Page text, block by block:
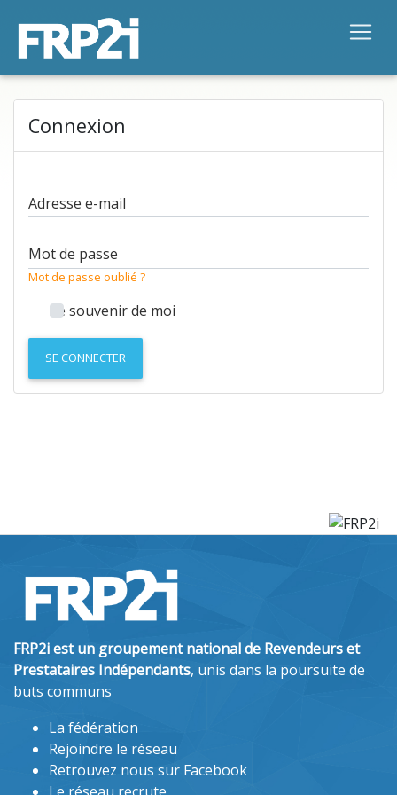
Connexion
Adresse e-mail
Mot de passe
Mot de passe oublié ?
Se souvenir de moi
SE CONNECTER
FRP2i est un groupement national de Revendeurs et
Prestataires Indépendants, unis dans la poursuite de
buts communs
La fédération
Rejoindre le réseau
Retrouvez nous sur Facebook